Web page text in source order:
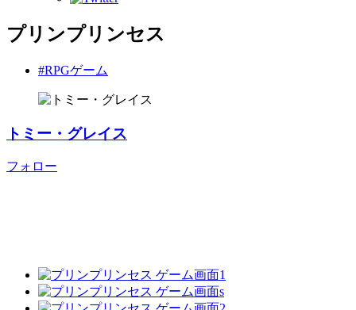
プリンプリンセス
#RPGゲーム
トミー・グレイス
フォロー